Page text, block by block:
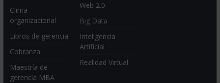
Clima
organizacional
Libros de gerencia
Cobranza
Maestría de
gerencia MBA
Web 2.0
Big Data
Inteligencia
Artificial
Realidad Virtual